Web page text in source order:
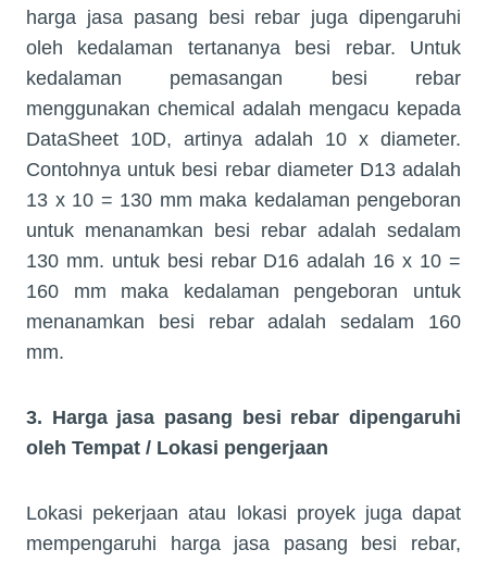
harga jasa pasang besi rebar juga dipengaruhi
oleh kedalaman tertananya besi rebar. Untuk
kedalaman pemasangan besi rebar
menggunakan chemical adalah mengacu kepada
DataSheet 10D, artinya adalah 10 x diameter.
Contohnya untuk besi rebar diameter D13 adalah
13 x 10 = 130 mm maka kedalaman pengeboran
untuk menanamkan besi rebar adalah sedalam
130 mm. untuk besi rebar D16 adalah 16 x 10 =
160 mm maka kedalaman pengeboran untuk
menanamkan besi rebar adalah sedalam 160
mm.
3. Harga jasa pasang besi rebar dipengaruhi
oleh Tempat / Lokasi pengerjaan
Lokasi pekerjaan atau lokasi proyek juga dapat
mempengaruhi harga jasa pasang besi rebar,